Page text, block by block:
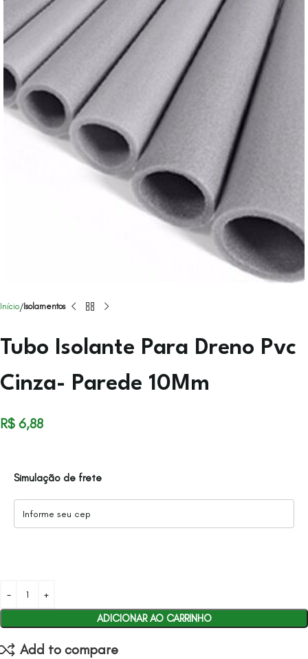
Início Isolamentos
Tubo Isolante Para Dreno Pvc
Cinza- Parede 10Mm
R$ 6,88
Simulação de frete
ADICIONAR AO CARRINHO
Add to compare